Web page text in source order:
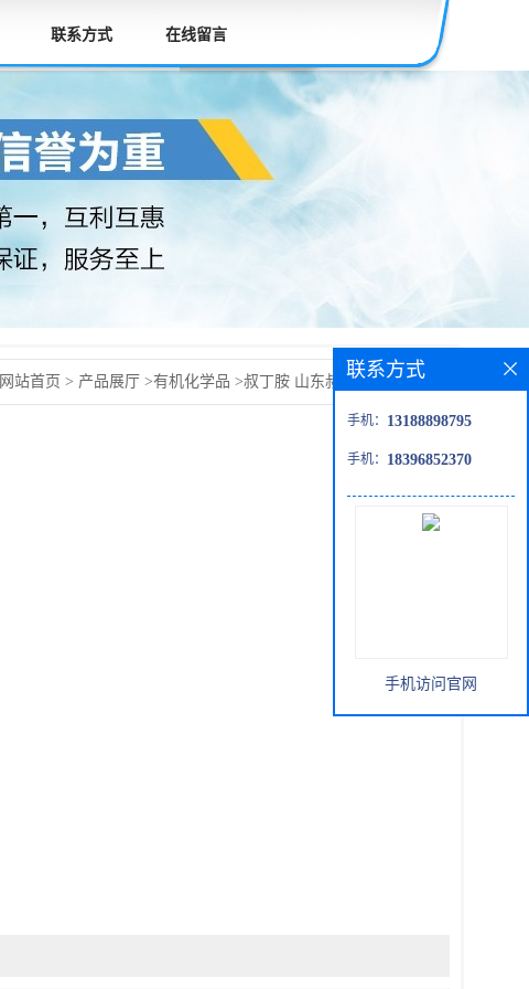
联系方式 在线留言
网站首页 > 产品展厅 >有机化学品 >叔丁胺 山东叔丁胺 巴斯夫叔
联系方式
手机： 13188898795
手机： 18396852370
手机访问官网